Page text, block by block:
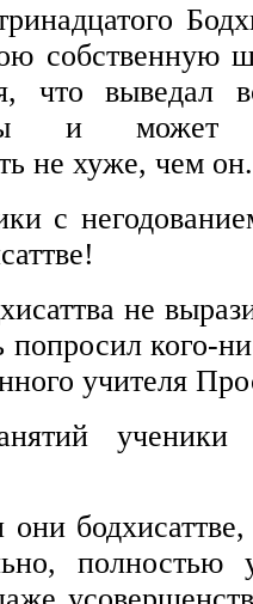
собственную
что выведал
и может
не хуже, чем он.
с
не
кого-
учителя
ученики
они